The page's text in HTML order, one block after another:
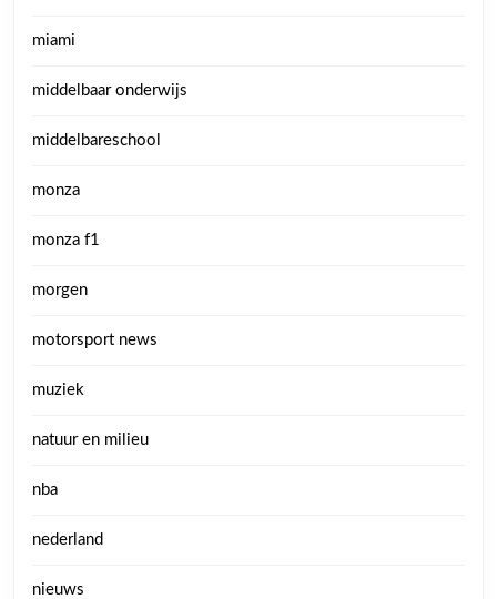
miami
middelbaar onderwijs
middelbareschool
monza
monza f1
morgen
motorsport news
muziek
natuur en milieu
nba
nederland
nieuws